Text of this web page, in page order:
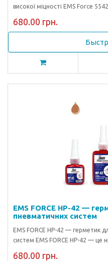
високої міцності EMS Force
680.00 грн.
EMS FORCE HP-42 —
пневматичних систем
EMS FORCE HP-42 — герметик
систем EMS FORCE HP-42 — це
680.00 грн.